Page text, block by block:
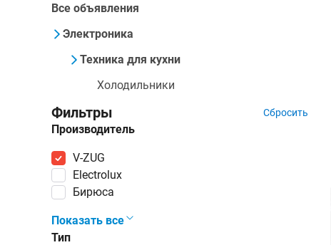
Все объявления
Электроника
Техника для кухни
Холодильники
Фильтры Сбросить
Производитель
V-ZUG
Electrolux
Бирюса
Показать все
Тип